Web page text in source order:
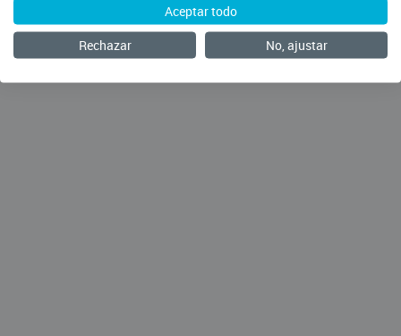
Aceptar todo
Rechazar
No, ajustar